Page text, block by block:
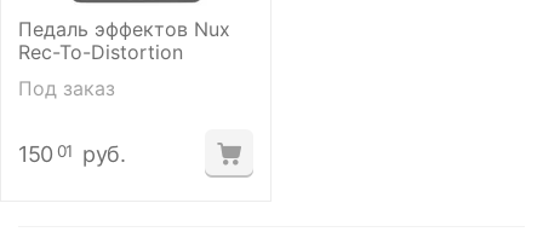
Педаль эффектов Nux
Rec-To-Distortion
Под заказ
150 01 руб.